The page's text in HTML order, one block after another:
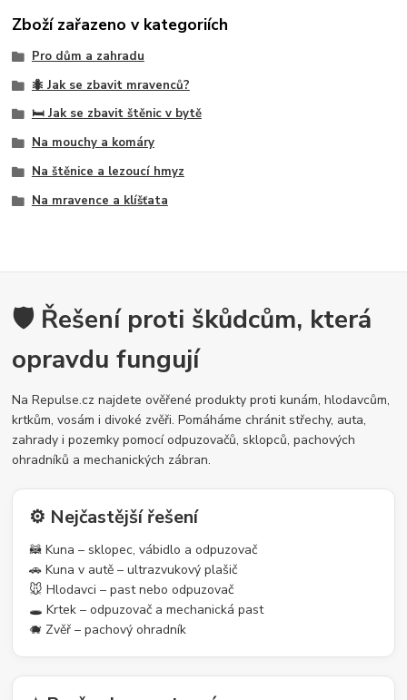
Zboží zařazeno v kategoriích
Pro dům a zahradu
🐜 Jak se zbavit mravenců?
🛏️ Jak se zbavit štěnic v bytě
Na mouchy a komáry
Na štěnice a lezoucí hmyz
Na mravence a klíšťata
🛡️ Řešení proti škůdcům, která
opravdu fungují
Na Repulse.cz najdete ověřené produkty proti kunám, hlodavcům,
krtkům, vosám i divoké zvěři. Pomáháme chránit střechy, auta,
zahrady i pozemky pomocí odpuzovačů, sklopců, pachových
ohradníků a mechanických zábran.
⚙️ Nejčastější řešení
🦝 Kuna – sklopec, vábidlo a odpuzovač
🚗 Kuna v autě – ultrazvukový plašič
🐭 Hlodavci – past nebo odpuzovač
🕳️ Krtek – odpuzovač a mechanická past
🐗 Zvěř – pachový ohradník